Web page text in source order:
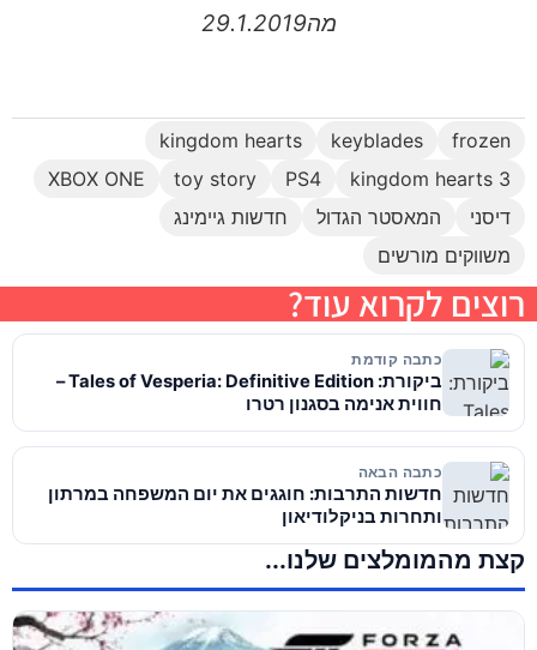
מה29.1.2019
frozen
keyblades
kingdom hearts
kingdom hearts 3
PS4
toy story
XBOX ONE
דיסני
המאסטר הגדול
חדשות גיימינג
משווקים מורשים
רוצים לקרוא עוד?
כתבה קודמת
ביקורת: Tales of Vesperia: Definitive Edition –
חווית אנימה בסגנון רטרו
כתבה הבאה
חדשות התרבות: חוגגים את יום המשפחה במרתון
ותחרות בניקלודיאון
קצת מהמומלצים שלנו...